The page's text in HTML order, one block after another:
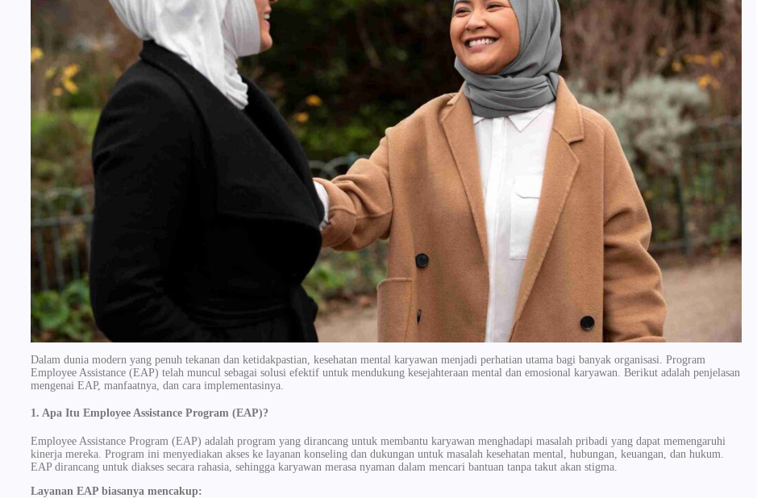
Dalam dunia modern yang penuh tekanan dan ketidakpastian, kesehatan mental karyawan menjadi perhatian utama bagi banyak organisasi. Program
Employee Assistance (EAP) telah muncul sebagai solusi efektif untuk mendukung kesejahteraan mental dan emosional karyawan. Berikut adalah penjelasan
mengenai EAP, manfaatnya, dan cara implementasinya.
1. Apa Itu Employee Assistance Program (EAP)?
Employee Assistance Program (EAP) adalah program yang dirancang untuk membantu karyawan menghadapi masalah pribadi yang dapat memengaruhi
kinerja mereka. Program ini menyediakan akses ke layanan konseling dan dukungan untuk masalah kesehatan mental, hubungan, keuangan, dan hukum.
EAP dirancang untuk diakses secara rahasia, sehingga karyawan merasa nyaman dalam mencari bantuan tanpa takut akan stigma.
Layanan EAP biasanya mencakup: